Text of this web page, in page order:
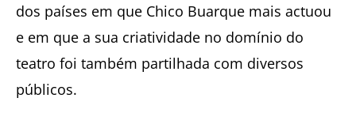
dos países em que Chico Buarque mais actuou
e em que a sua criatividade no domínio do
teatro foi também partilhada com diversos
públicos.